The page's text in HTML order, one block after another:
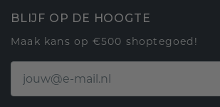
BLIJF OP DE HOOGTE
Maak kans op €500 shoptegoed!